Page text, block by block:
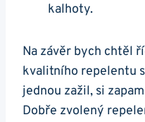
kalhoty.
Na závěr bych chtěl
kvalitního repelentu
jednou zažil, si
Dobře zvolený